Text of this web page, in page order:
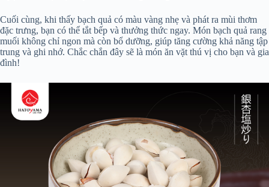
Cuối cùng, khi thấy bạch quả có màu vàng nhẹ và phát ra mùi thơm
đặc trưng, bạn có thể tắt bếp và thưởng thức ngay. Món bạch quả rang
muối không chỉ ngon mà còn bổ dưỡng, giúp tăng cường khả năng tập
trung và ghi nhớ. Chắc chắn đây sẽ là món ăn vặt thú vị cho bạn và gia
đình!